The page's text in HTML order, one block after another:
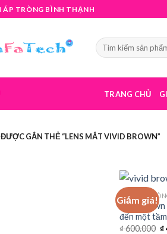
ÁP TRÒNG BÌNH THẠNH
TRANG CHỦ
GẮN THẺ “LENS MẮT VIVID BROWN”
Giảm giá!
KÍNH ÁP
Vivid Brown
đến một
₫600.000 ₫